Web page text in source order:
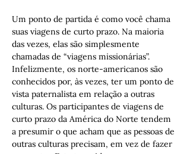
Um ponto de partida é como você chama
suas viagens de curto prazo. Na maioria
das vezes, elas são simplesmente
chamadas de “viagens missionárias”.
Infelizmente, os norte-americanos são
conhecidos por, às vezes, ter um ponto de
vista paternalista em relação a outras
culturas. Os participantes de viagens de
curto prazo da América do Norte tendem
a presumir o que acham que as pessoas de
outras culturas precisam, em vez de fazer